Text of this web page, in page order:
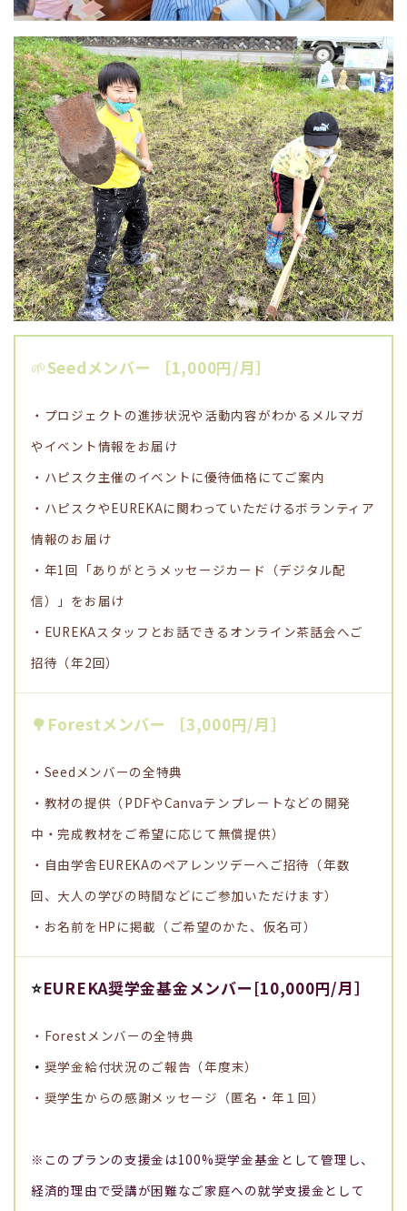
🌱Seedメンバー ［1,000円/月］
・プロジェクトの進捗状況や活動内容がわかるメルマガ
やイベント情報をお届け
・ハピスク主催のイベントに優待価格にてご案内
・ハピスクやEUREKAに関わっていただけるボランティア
情報のお届け
・年1回「ありがとうメッセージカード（デジタル配
信）」をお届け
・EUREKAスタッフとお話できるオンライン茶話会へご
招待（年2回）
🌳Forestメンバー ［3,000円/月］
・Seedメンバーの全特典
・教材の提供（PDFやCanvaテンプレートなどの開発
中・完成教材をご希望に応じて無償提供）
・自由学舎EUREKAのペアレンツデーへご招待（年数
回、大人の学びの時間などにご参加いただけます）
・お名前をHPに掲載（ご希望のかた、仮名可）
⭐EUREKA奨学金基金メンバー[10,000円/月］
・Forestメンバーの全特典
・ 奨学金給付状況のご報告（年度末）
・奨学生からの感謝メッセージ（匿名・年１回）
※ このプランの支援金は100%奨学金基金として管理し、
経済的理由で受講が困難なご家庭への就学支援金として